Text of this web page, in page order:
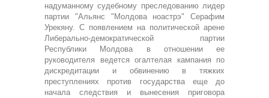
надуманному судебному преследованию лидер
партии "Альянс "Молдова ноастрэ" Серафим
Урекяну. С появлением на политической арене
Либерально-демократической партии
Республики Молдова в отношении ее
руководителя ведется огалтелая кампания по
дискредитации и обвинению в тяжких
преступлениях против государства еще до
начала следствия и вынесения приговора